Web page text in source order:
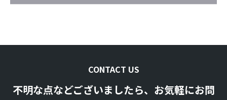
CONTACT US
不明な点などございましたら、お気軽にお問